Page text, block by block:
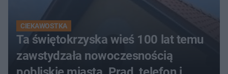
CIEKAWOSTKA
Ta świętokrzyska wieś 100 lat temu
zawstydzała nowoczesnością